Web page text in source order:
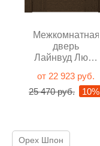
Межкомнатная
дверь
Лайнвуд Люкс
от 22 923 руб.
25 470 руб.
10%
Орех Шпон